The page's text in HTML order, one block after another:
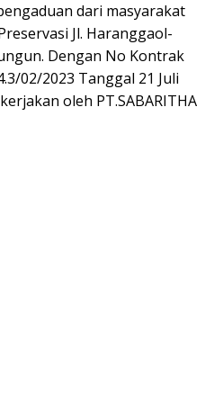
dari masyarakat
Jl. Haranggaol-
Dengan No Kontrak
02/2023 Tanggal 21 Juli
oleh PT.SABARITHA